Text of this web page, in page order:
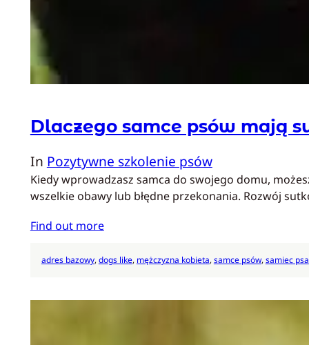
Dlaczego samce psów mają
In Pozytywne szkolenie psów
Kiedy wprowadzasz samca do swojego domu,
wszelkie obawy lub błędne przekonania. Rozwój
Find out more
adres bazowy, dogs like, mężczyzna kobieta, samce psów, samiec psa